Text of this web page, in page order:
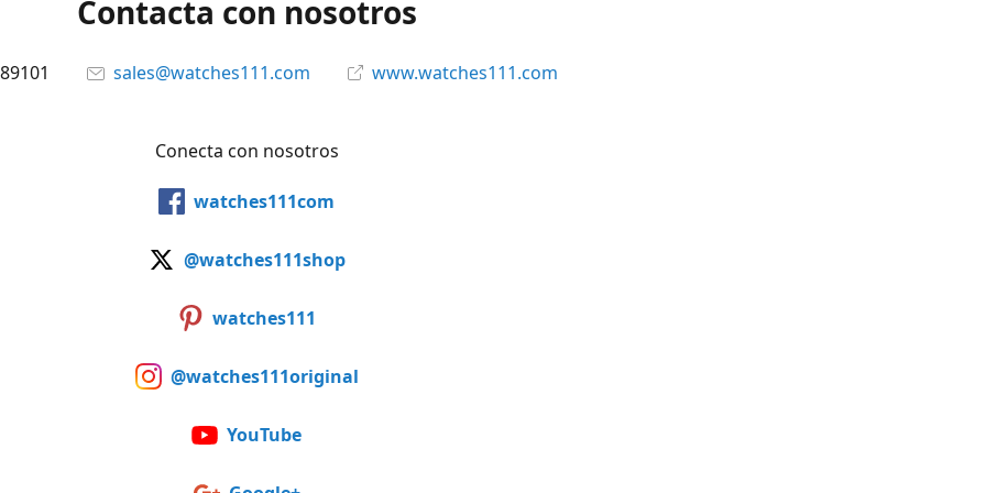
Contacta con nosotros
sales@watches111.com www.watches111.com
Conecta con nosotros
watches111com
@watches111shop
watches111
@watches111original
YouTube